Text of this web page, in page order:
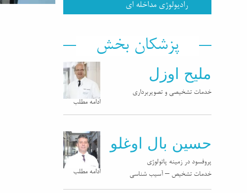
رادیولوژی مداخله ای
پزشکان بخش
ملیح اوزل
خدمات تشخیصی و تصویربرداری
ادامه مطلب
حسین بال اوغلو
پروفسود در زمینه پاتولوژی
خدمات تشخیص – آسیب شناسی
ادامه مطلب